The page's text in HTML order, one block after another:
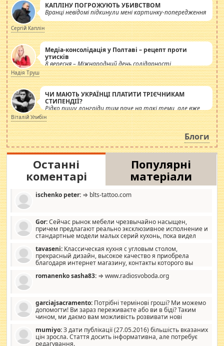
КАПЛІНУ ПОГРОЖУЮТЬ УБИВСТВОМ
Вранці невідомі підкинули мені картинку-попередження
Сергій Каплін
Медіа-консолідація у Полтаві – рецепт проти
утисків
8 вересня – Міжнародний день солідарності
журналістів.
Надія Труш
ЧИ МАЮТЬ УКРАЇНЦІ ПЛАТИТИ ТРІЄЧНИКАМ
СТИПЕНДІЇ?
Рідко пишу лонгріди тим паче на такі теми, але вже
просто дістало! Обурюють сьогоднішні інсенуації
навколо стипендіального питання. Штучно
роздувається ще одна соціальна катастрофа.
Віталій Улибін
Блоги
Останні
коментарі
Популярні
матеріали
ischenko peter: ⇒ blts-tattoo.com
Gor:Сейчас рынок мебели чрезвычайно насыщен,
причем предлагают реально эксклюзивное исполнение и
стандартные модели малых серий кухонь, пока видел
стандартные формы, в MebelOk, креативненько и что главное -
со вкусом все в порядке, без ненужных наворотов удорожающих
мебель, а это не последний фактор.
tavaseni: Классическая кухня с угловым столом,
прекрасный дизайн, высокое качество я приобрела
благодаря интернет магазину, контакты которого вы
romanenko sasha83: ⇒ www.radiosvoboda.org
garciajsacramento: Потрібні термінові гроші? Ми можемо
допомогти! Ви зараз переживаєте або ви в біді? Таким
чином, ми даємо вам можливість розвивати нові
допомагати людям, які намагаються дати їм шанс. Кожен
заслуговує на другий шанс, і, оскільки влада не зможе, вони
mumiyo:З дати публікації (27.05.2016) більшість вказаних
цін зросла. Стаття досить інформативна, але потребує
редагування.